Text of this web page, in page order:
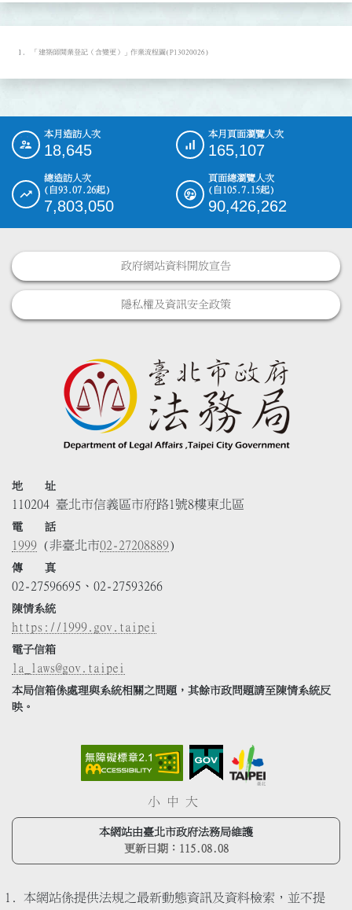
「建築師開業登記（含變更）」作業流程圖(P13020026)
::: 本月造訪人次
18,645
本月頁面瀏覽人次
165,107
總造訪人次
(自93.07.26起)
7,803,050
頁面總瀏覽人次
(自105.7.15起)
90,426,262
政府網站資料開放宣告
隱私權及資訊安全政策
地 址
110204 臺北市信義區市府路1號8樓東北區
電 話
1999 (非臺北市02-27208889)
傳 真
02-27596695、02-27593266
陳情系統
https://1999.gov.taipei
電子信箱
la_laws@gov.taipei
本局信箱係處理與系統相關之問題，其餘市政問題請至陳情系統反
映。
小 中 大
本網站由臺北市政府法務局維護
更新日期： 115.08.08
本網站係提供法規之最新動態資訊及資料檢索，並不提